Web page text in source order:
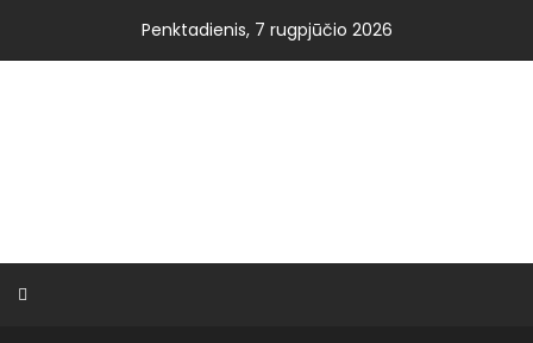
content
Penktadienis, 7 rugpjūčio 2026